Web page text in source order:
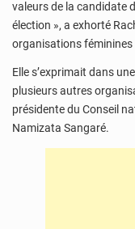
valeurs de la candidate
élection », a exhorté
organisations féminines
Elle s’exprimait dans
plusieurs autres
présidente du Conseil
Namizata Sangaré.